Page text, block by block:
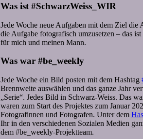
Was ist #SchwarzWeiss_WIR
Jede Woche neue Aufgaben mit dem Ziel die
die Aufgabe fotografisch umzusetzen – das
für mich und meinen Mann.
Was war #be_weekly
Jede Woche ein Bild posten mit dem Hashtag
Brennweite auswählen und das ganze Jahr
„Serie“. Jedes Bild in Schwarz-Weiss. Das
waren zum Start des Projektes zum Januar
Fotografinnen und Fotografen. Unter dem
Ihr in den verschiedenen Sozialen Medien
dem #be_weekly-Projektteam.